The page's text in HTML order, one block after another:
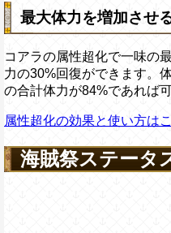
最大体力を増加させ
コアラの属性超化で一味の
力の30%回復ができます。
の合計体力が84%であれば可
属性超化の効果と使い方は
海賊祭ステータ